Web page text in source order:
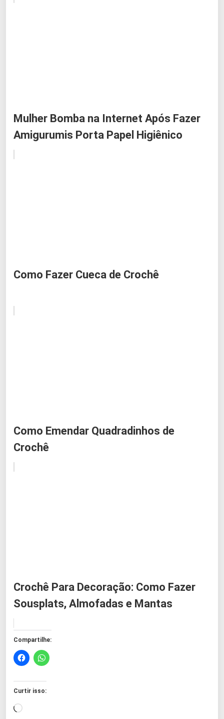
Mulher Bomba na Internet Após Fazer
Amigurumis Porta Papel Higiênico
Como Fazer Cueca de Crochê
Como Emendar Quadradinhos de
Crochê
Crochê Para Decoração: Como Fazer
Sousplats, Almofadas e Mantas
Compartilhe:
Curtir isso:
C